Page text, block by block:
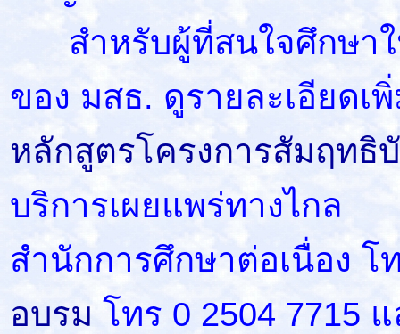
สำหรับผู้ที่สนใจศึกษาใ
ของ มสธ. ดูรายละเอียดเ
หลักสูตรโครงการสัมฤทธิ
บริการเผยแพร่ทางไกล
สำนักการศึกษาต่อเนื่อง โ
อบรม โทร 0 2504 7715